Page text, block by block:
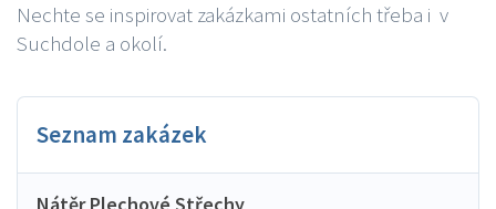
Nechte se inspirovat zakázkami ostatních třeba i v
Suchdole a okolí.
Seznam zakázek